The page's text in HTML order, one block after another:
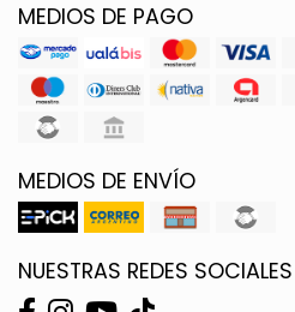
MEDIOS DE PAGO
MEDIOS DE ENVÍO
NUESTRAS REDES SOCIALES